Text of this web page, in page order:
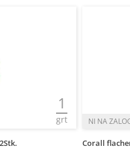
1
grt
Corall